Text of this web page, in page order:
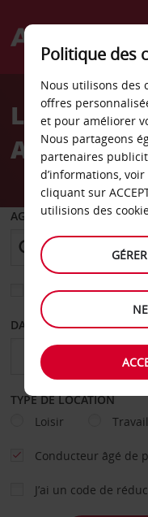
Welcome
AvisLocation
Aéroport
AGENCE DE DÉPART
Sélectionnez une
DATE DE DÉPART
TYPE DE LOCATION
Loisir
Travail
Conducteur âgé de
J’ai un code de
Politique des
Nous utilisons des
offres
et pour améliorer
Nous partageons
partenaires
d’informations,
cliquant sur
utilisions des